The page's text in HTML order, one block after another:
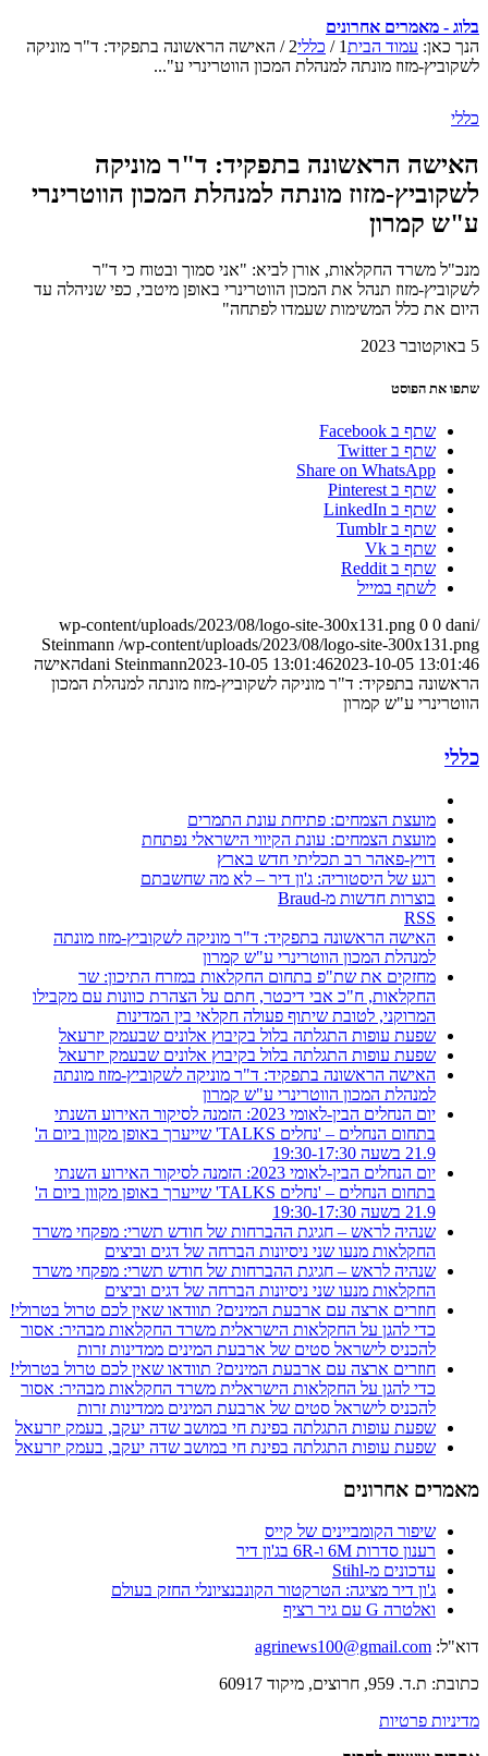
בלוג - מאמרים אחרונים
הנך כאן: עמוד הבית1
/ כללי2
/ האישה הראשונה בתפקיד: ד"ר מוניקה
לשקוביץ-מזוז מונתה למנהלת המכון הווטרינרי ע"...
כללי
האישה הראשונה בתפקיד: ד"ר מוניקה
לשקוביץ-מזוז מונתה למנהלת המכון הווטרינרי
ע"ש קמרון
מנכ"ל משרד החקלאות, אורן לביא: "אני סמוך ובטוח כי ד"ר
לשקוביץ-מזוז תנהל את המכון הווטרינרי באופן מיטבי, כפי שניהלה עד
היום את כלל המשימות שעמדו לפתחה"
5 באוקטובר 2023
שתפו את הפוסט
שתף ב Facebook
שתף ב Twitter
Share on WhatsApp
שתף ב Pinterest
שתף ב LinkedIn
שתף ב Tumblr
שתף ב Vk
שתף ב Reddit
לשתף במייל
/wp-content/uploads/2023/08/logo-site-300x131.png
0 0 dani
Steinmann /wp-content/uploads/2023/08/logo-site-300x131.png
dani Steinmann2023-10-05 13:01:462023-10-05 13:01:46
האישה
הראשונה בתפקיד: ד"ר מוניקה לשקוביץ-מזוז מונתה למנהלת המכון
הווטרינרי ע"ש קמרון
כללי
מועצת הצמחים: פתיחת עונת התמרים
מועצת הצמחים: עונת הקיווי הישראלי נפתחת
דויץ-פאהר רב תכליתי חדש בארץ
רגע של היסטוריה: ג'ון דיר – לא מה שחשבתם
בוצרות חדשות מ-Braud
RSS
האישה הראשונה בתפקיד: ד"ר מוניקה לשקוביץ-מזוז מונתה
למנהלת המכון הווטרינרי ע"ש קמרון
מחזקים את שת"פ בתחום החקלאות במזרח התיכון: שר
החקלאות, ח"כ אבי דיכטר, חתם על הצהרת כוונות עם מקבילו
המרוקני, לטובת שיתוף פעולה חקלאי בין המדינות
שפעת עופות התגלתה בלול בקיבוץ אלונים שבעמק יזרעאל
שפעת עופות התגלתה בלול בקיבוץ אלונים שבעמק יזרעאל
האישה הראשונה בתפקיד: ד"ר מוניקה לשקוביץ-מזוז מונתה
למנהלת המכון הווטרינרי ע"ש קמרון
יום הנחלים הבין-לאומי 2023: הזמנה לסיקור האירוע השנתי
בתחום הנחלים – 'נחלים TALKS' שייערך באופן מקוון ביום ה'
21.9 בשעה 19:30-17:30
יום הנחלים הבין-לאומי 2023: הזמנה לסיקור האירוע השנתי
בתחום הנחלים – 'נחלים TALKS' שייערך באופן מקוון ביום ה'
21.9 בשעה 19:30-17:30
שנהיה לראש – חגיגת ההברחות של חודש תשרי: מפקחי משרד
החקלאות מנעו שני ניסיונות הברחה של דגים וביצים
שנהיה לראש – חגיגת ההברחות של חודש תשרי: מפקחי משרד
החקלאות מנעו שני ניסיונות הברחה של דגים וביצים
חוזרים ארצה עם ארבעת המינים? תוודאו שאין לכם טרול בטרולי!
כדי להגן על החקלאות הישראלית משרד החקלאות מבהיר: אסור
להכניס לישראל סטים של ארבעת המינים ממדינות זרות
חוזרים ארצה עם ארבעת המינים? תוודאו שאין לכם טרול בטרולי!
כדי להגן על החקלאות הישראלית משרד החקלאות מבהיר: אסור
להכניס לישראל סטים של ארבעת המינים ממדינות זרות
שפעת עופות התגלתה בפינת חי במושב שדה יעקב, בעמק יזרעאל
שפעת עופות התגלתה בפינת חי במושב שדה יעקב, בעמק יזרעאל
מאמרים אחרונים
שיפור הקומביינים של קייס
רענון סדרות 6M ו-6R בג'ון דיר
עדכונים מ-Stihl
ג'ון דיר מציגה: הטרקטור הקונבנציונלי החזק בעולם
ואלטרה G עם גיר רציף
דוא"ל: agrinews100@gmail.com
כתובת: ת.ד. 959, חרוצים, מיקוד 60917
מדיניות פרטיות